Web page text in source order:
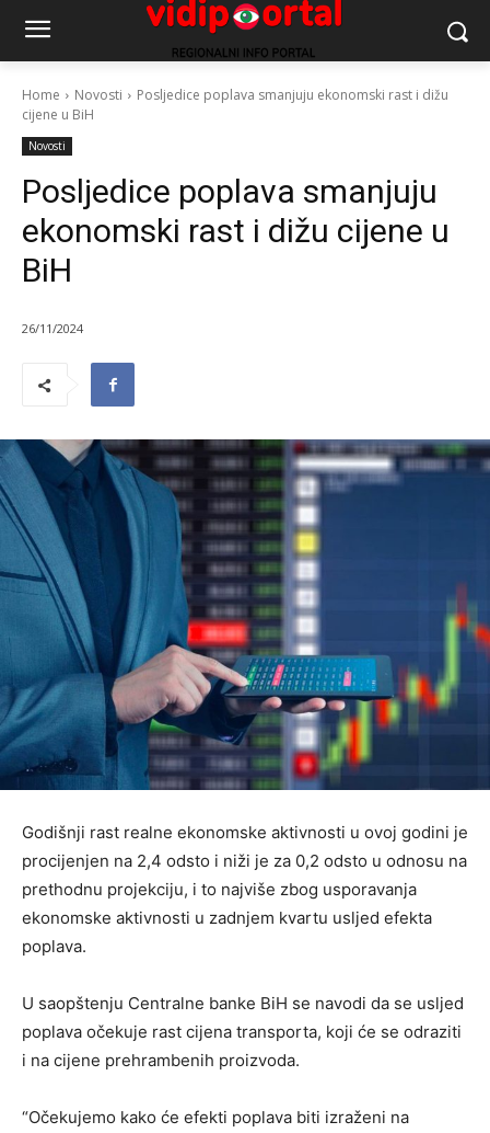
Home Novosti
Posljedice poplava smanjuju ekonomski rast i dižu
cijene u BiH
Novosti
Posljedice poplava smanjuju
ekonomski rast i dižu cijene u
BiH
26/11/2024
Godišnji rast realne ekonomske aktivnosti u ovoj godini je
procijenjen na 2,4 odsto i niži je za 0,2 odsto u odnosu na
prethodnu projekciju, i to najviše zbog usporavanja
ekonomske aktivnosti u zadnjem kvartu usljed efekta
poplava.
U saopštenju Centralne banke BiH se navodi da se usljed
poplava očekuje rast cijena transporta, koji će se odraziti
i na cijene prehrambenih proizvoda.
“Očekujemo kako će efekti poplava biti izraženi na